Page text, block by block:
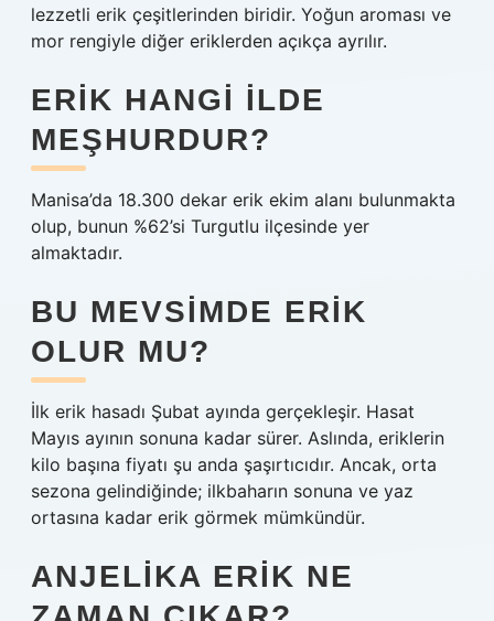
lezzetli erik çeşitlerinden biridir. Yoğun aroması ve
mor rengiyle diğer eriklerden açıkça ayrılır.
ERIK HANGI ILDE
MEŞHURDUR?
Manisa’da 18.300 dekar erik ekim alanı bulunmakta
olup, bunun %62’si Turgutlu ilçesinde yer
almaktadır.
BU MEVSIMDE ERIK
OLUR MU?
İlk erik hasadı Şubat ayında gerçekleşir. Hasat
Mayıs ayının sonuna kadar sürer. Aslında, eriklerin
kilo başına fiyatı şu anda şaşırtıcıdır. Ancak, orta
sezona gelindiğinde; ilkbaharın sonuna ve yaz
ortasına kadar erik görmek mümkündür.
ANJELIKA ERIK NE